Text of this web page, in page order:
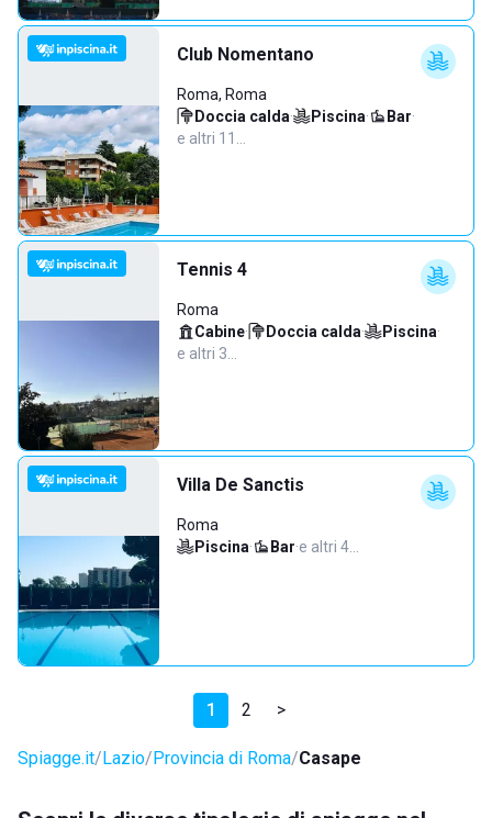
Club Nomentano
Roma, Roma
Doccia calda· Piscina· Bar·
e altri 11…
Tennis 4
Roma
Cabine· Doccia calda· Piscina·
e altri 3…
Villa De Sanctis
Roma
Piscina· Bar·e altri 4…
1 2 >
Spiagge.it Lazio Provincia di Roma Casape